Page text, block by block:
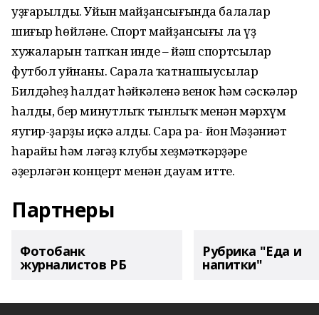
уҙғарылды. Уйын майҙансығында балалар
шиғыр һөйләне. Спорт майҙансығы ла үҙ
хужаларын тапҡан инде – йәш спортсылар
футбол уйнаны. Сарала ҡатнашыусылар
Билдәһеҙ һалдат һәйкәленә венок һәм сәскәләр
һалды, бер минутлыҡ тынлыҡ менән мәрхүм
яугир-ҙарҙы иҫкә алды. Сара ра- йон Мәҙәниәт
һарайы һәм Әләгәҙ клубы хеҙмәткәрҙәре
әҙерләгән концерт менән дауам итте.
Партнеры
Фотобанк
журналистов РБ
Рубрика "Еда и
напитки"